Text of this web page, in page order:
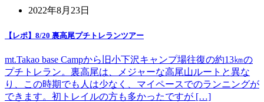
2022年8月23日
【レポ】8/20 裏高尾プチトレランツアー
mt.Takao base Campから旧小下沢キャンプ場往復の約13㎞の
プチトレラン。裏高尾は、メジャーな高尾山ルートと異な
り、この時期でも人は少なく、マイペースでのランニングが
できます。初トレイルの方も多かったですが […]